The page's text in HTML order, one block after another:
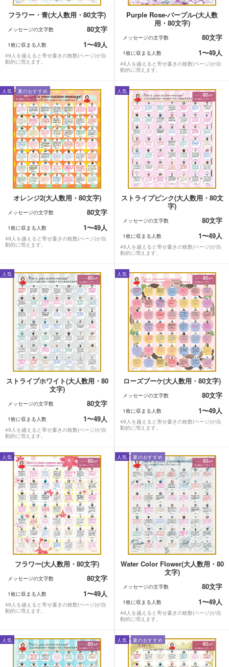
フラワー・青(大人数用・80文字)
メッセージの文字数 80文字
1枚に収まる人数 1〜49人
49人を越えると寄せ書きの枚数(ページ)が自
動的に増えます。
Purple Rose-パープル-(大人数
用・80文字)
メッセージの文字数 80文字
1枚に収まる人数 1〜49人
49人を越えると寄せ書きの枚数(ページ)が自
動的に増えます。
人気 夏のおすすめ
オレンジ2(大人数用・80文字)
メッセージの文字数 80文字
1枚に収まる人数 1〜49人
49人を越えると寄せ書きの枚数(ページ)が自
動的に増えます。
人気
ストライプピンク(大人数用・80文
字)
メッセージの文字数 80文字
1枚に収まる人数 1〜49人
49人を越えると寄せ書きの枚数(ページ)が自
動的に増えます。
人気
ストライプホワイト(大人数用・80
文字)
メッセージの文字数 80文字
1枚に収まる人数 1〜49人
49人を越えると寄せ書きの枚数(ページ)が自
動的に増えます。
人気
ローズブーケ(大人数用・80文字)
メッセージの文字数 80文字
1枚に収まる人数 1〜49人
49人を越えると寄せ書きの枚数(ページ)が自
動的に増えます。
人気
フラワー(大人数用・80文字)
メッセージの文字数 80文字
1枚に収まる人数 1〜49人
49人を越えると寄せ書きの枚数(ページ)が自
動的に増えます。
人気 夏のおすすめ
Water Color Flower(大人数用・80
文字)
メッセージの文字数 80文字
1枚に収まる人数 1〜49人
49人を越えると寄せ書きの枚数(ページ)が自
動的に増えます。
人気 人気 夏のおすすめ